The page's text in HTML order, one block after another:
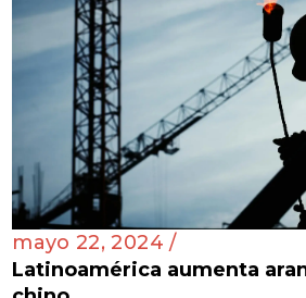
mayo 22, 2024 /
Latinoamérica aumenta